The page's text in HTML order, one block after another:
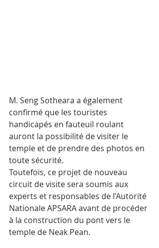
M. Seng Sotheara a également
confirmé que les touristes
handicapés en fauteuil roulant
auront la possibilité de visiter le
temple et de prendre des photos en
toute sécurité.
Toutefois, ce projet de nouveau
circuit de visite sera soumis aux
experts et responsables de l’Autorité
Nationale APSARA avant de procéder
à la construction du pont vers le
temple de Neak Pean.